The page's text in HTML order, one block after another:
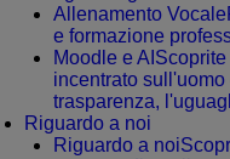
Allenamento Vocale
e formazione
Moodle e AI
incentrato
trasparenza,
Riguardo a noi
Riguardo a noi